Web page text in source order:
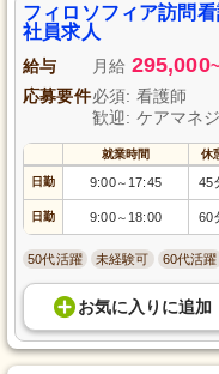
フィロソフィア訪問
社員求人
給与 月給 295,000~
応募要件必須: 看護師
歓迎: ケアマネ
就業時間 休
日勤 9:00～ 17:45 45
日勤 9:00～ 18:00 60
50代活躍 未経験可 60代活躍
お気に入り に追加